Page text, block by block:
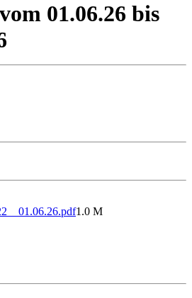
01.06.26 bis
1.0 M